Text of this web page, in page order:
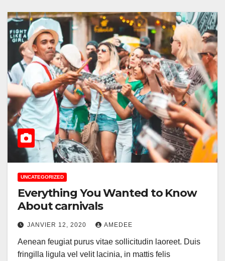
UNCATEGORIZED
Everything You Wanted to Know
About carnivals
JANVIER 12, 2020 AMEDEE
Aenean feugiat purus vitae sollicitudin laoreet. Duis
fringilla ligula vel velit lacinia, in mattis felis